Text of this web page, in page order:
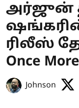
அர்ஜுன்
ரிலீஸ்
Once
Johnson